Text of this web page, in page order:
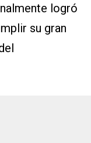
logró
su gran